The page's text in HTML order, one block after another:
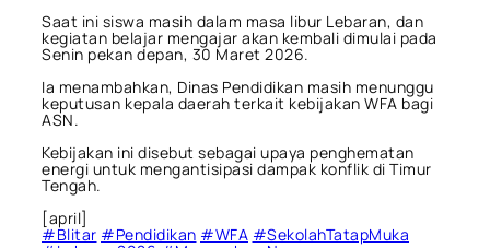
Saat ini siswa masih dalam masa libur Lebaran, dan
kegiatan belajar mengajar akan kembali dimulai pada
Senin pekan depan, 30 Maret 2026.
Ia menambahkan, Dinas Pendidikan masih menunggu
keputusan kepala daerah terkait kebijakan WFA bagi
ASN.
Kebijakan ini disebut sebagai upaya penghematan
energi untuk mengantisipasi dampak konflik di Timur
Tengah.
[april]
#Blitar #Pendidikan #WFA #SekolahTatapMuka